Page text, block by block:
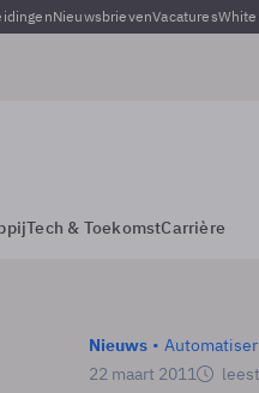
NieuwsbrievenVacatures
Tech & ToekomstCarrière
Nieuws
22 maart 2011